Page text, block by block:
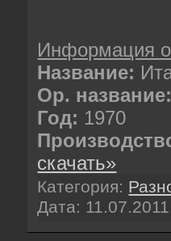
Информация
Название:
Ор.
Год: 1970
скачать»
Категория:
Дата: 11.07.2011